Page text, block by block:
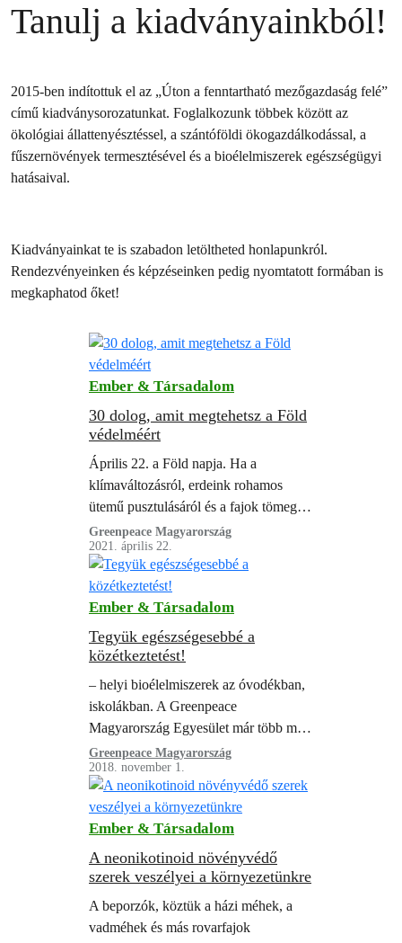
Tanulj a kiadványainkból!
2015-ben indítottuk el az „Úton a fenntartható mezőgazdaság felé”
című kiadványsorozatunkat. Foglalkozunk többek között az
ökológiai állattenyésztéssel, a szántóföldi ökogazdálkodással, a
fűszernövények termesztésével és a bioélelmiszerek egészségügyi
hatásaival.
Kiadványainkat te is szabadon letöltheted honlapunkról.
Rendezvényeinken és képzéseinken pedig nyomtatott formában is
megkaphatod őket!
Ember & Társadalom
30 dolog, amit megtehetsz a Föld
védelméért
Április 22. a Föld napja. Ha a
klímaváltozásról, erdeink rohamos
ütemű pusztulásáról és a fajok tömeges
kihalásáról szóló hírek téged sem
hagynak nyugodni, akkor ezen a napon
még jobban felerősödhet…
Greenpeace Magyarország
2021. április 22.
Ember & Társadalom
Tegyük egészségesebbé a
közétkeztetést!
– helyi bioélelmiszerek az óvodékban,
iskolákban. A Greenpeace
Magyarország Egyesület már több mint
hat éve dolgozik az ökogazdálkodás
elterjesztésén. Munkájában az a
meggyőződés vezeti, hogy ez a típusú
mezőgazdaság megoldást…
Greenpeace Magyarország
2018. november 1.
Ember & Társadalom
A neonikotinoid növényvédő
szerek veszélyei a környezetünkre
A beporzók, köztük a házi méhek, a
vadméhek és más rovarfajok